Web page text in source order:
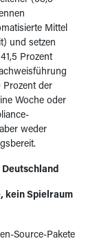
Mittel
und setzen
Prozent
Prozent der
Woche oder
weder
Deutschland
kein Spielraum
Source-Pakete